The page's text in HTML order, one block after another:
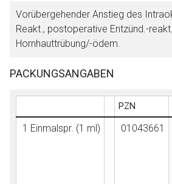
Vorübergehender Anstieg des
Reakt., postoperative Entzünd.-
Hornhauttrübung/-ödem.
PACKUNGSANGABEN
PZN
1 Einmalspr. (1 ml)
01043661